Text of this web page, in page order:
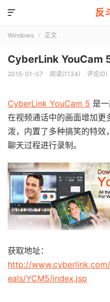
反

Windows  正文
CyberLink YouCam
2015-01-07 阅读(1134) 评论(0)
CyberLink YouCam 5 是
在视频通话中的画面增加更
泼，内置了多种搞笑的特效
聊天过程进行录制。
获取地址：
http://
eals/YCM5/index.jsp